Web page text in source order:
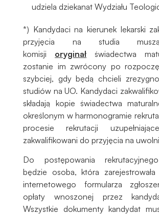
udziela dziekanat Wydziału
*) Kandydaci na kierunek lekarski
przyjęcia na studia
komisji oryginał świadectwa
zostanie im zwrócony po
szybciej, gdy będą chcieli
studiów na UO. Kandydaci
składają kopie świadectwa
określonym w harmonogramie
procesie rekrutacji
zakwalifikowani do przyjęcia na
Do postępowania
będzie osoba, która
internetowego formularza
opłaty wnoszonej przez
Wszystkie dokumenty kandydat